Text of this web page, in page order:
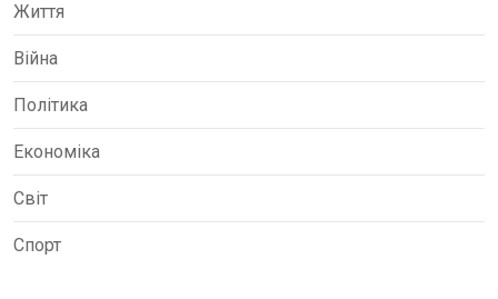
Життя
Війна
Політика
Економіка
Світ
Спорт